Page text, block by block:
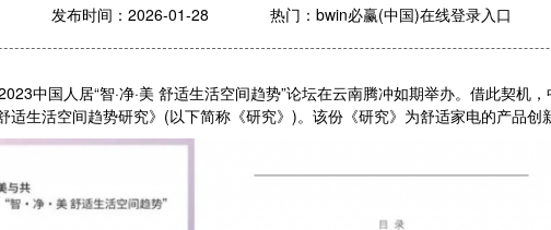
发布时间：2026-01-28 热门： bwin必赢(中国)在线登录入口
国人居“智·净·美 舒适生活空间趋势”论坛在云南腾冲如期举办。借此契机
生活空间趋势研究》(以下简称《研究》)。该份《研究》为舒适家电的产品创